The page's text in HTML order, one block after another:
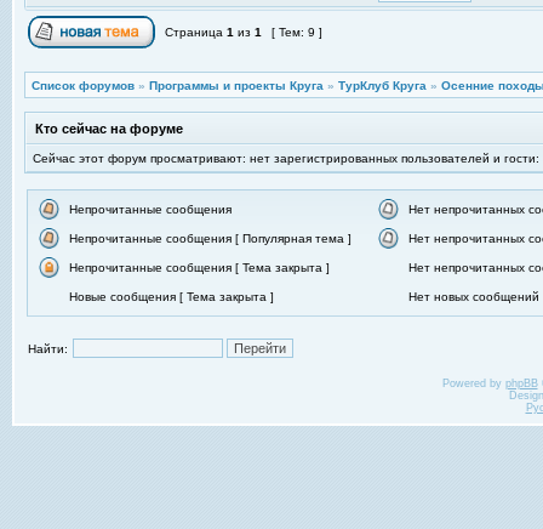
Страница 1 из 1 [ Тем: 9 ]
Список форумов » Программы и проекты Круга » ТурКлуб Круга » Осенние
Кто сейчас на форуме
Сейчас этот форум просматривают: нет зарегистрированных пользователей и гости:
Непрочитанные сообщения Нет непрочитанных
Непрочитанные сообщения [ Популярная тема ] Нет непрочитанных
Непрочитанные сообщения [ Тема закрыта ] Нет непрочитанных
Новые сообщения [ Тема закрыта ] Нет новых сообщений
Найти:
Powered by phpBB